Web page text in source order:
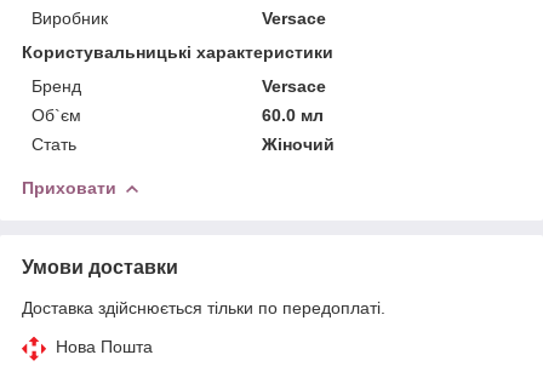
Виробник
Versace
Користувальницькі характеристики
Бренд
Versace
Об`єм
60.0 мл
Стать
Жіночий
Приховати
Умови доставки
Доставка здійснюється тільки по передоплаті.
Нова Пошта